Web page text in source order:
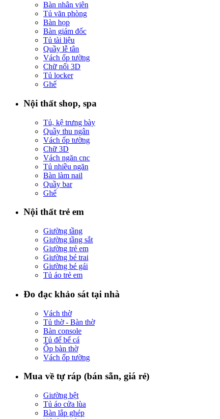
Bàn nhân viên
Tủ văn phòng
Bàn họp
Bàn giám đốc
Tủ tài liệu
Quầy lễ tân
Vách ốp tường
Chữ nổi 3D
Tủ locker
Ghế
Nội thất shop, spa
Tủ, kệ trưng bày
Quầy thu ngân
Vách ốp tường
Chữ 3D
Vách ngăn cnc
Tủ nhiều ngăn
Bàn làm nail
Quầy bar
Ghế
Nội thất trẻ em
Giường tầng
Giường tầng sắt
Giường trẻ em
Giường bé trai
Giường bé gái
Tủ áo trẻ em
Đo đạc khảo sát tại nhà
Vách thờ
Tủ thờ - Bàn thờ
Bàn console
Tủ để bể cá
Ốp bàn thờ
Vách ốp tường
Mua về tự ráp (bán sẵn, giá rẻ)
Giường bệt
Tủ áo cửa lùa
Bàn lắp ghép